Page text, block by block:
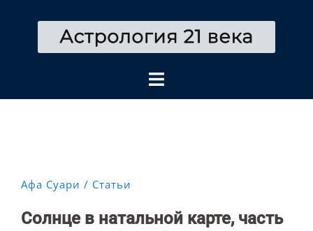
содержимому
Афа Суари Статьи
Солнце в натальной карте, часть